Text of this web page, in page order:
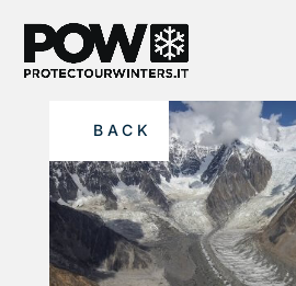
BACK